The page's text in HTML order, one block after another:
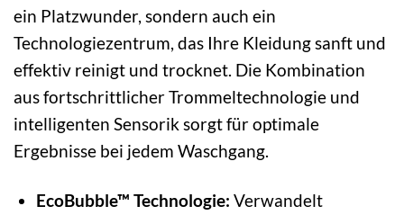
ein Platzwunder, sondern auch ein
Technologiezentrum, das Ihre Kleidung sanft und
effektiv reinigt und trocknet. Die Kombination
aus fortschrittlicher Trommeltechnologie und
intelligenten Sensorik sorgt für optimale
Ergebnisse bei jedem Waschgang.
EcoBubble™ Technologie: Verwandelt